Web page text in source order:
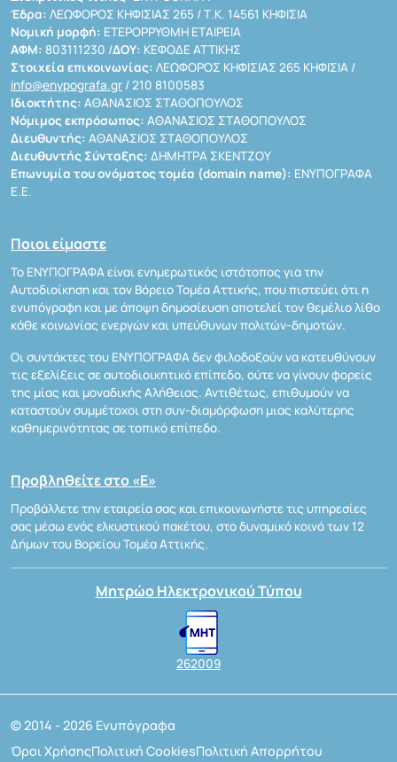
Έδρα: ΛΕΩΦΟΡΟΣ ΚΗΦΙΣΙΑΣ 265 / Τ.Κ. 14561 ΚΗΦΙΣΙΑ
Νομική μορφή: ΕΤΕΡΟΡΡΥΘΜΗ ΕΤΑΙΡΕΙΑ
ΑΦΜ: 803111230 /ΔΟΥ: ΚΕΦΟΔΕ ΑΤΤΙΚΗΣ
Στοιχεία επικοινωνίας: ΛΕΩΦΟΡΟΣ ΚΗΦΙΣΙΑΣ 265 ΚΗΦΙΣΙΑ /
info@enypografa.gr / 210 8100583
Ιδιοκτήτης: ΑΘΑΝΑΣΙΟΣ ΣΤΑΘΟΠΟΥΛΟΣ
Νόμιμος εκπρόσωπος: ΑΘΑΝΑΣΙΟΣ ΣΤΑΘΟΠΟΥΛΟΣ
Διευθυντής: ΑΘΑΝΑΣΙΟΣ ΣΤΑΘΟΠΟΥΛΟΣ
Διευθυντής Σύνταξης: ΔΗΜΗΤΡΑ ΣΚΕΝΤΖΟΥ
Επωνυμία του ονόματος τομέα (domain name): ΕΝΥΠΟΓΡΑΦΑ
Ε.Ε.
Ποιοι είμαστε
Το ΕΝΥΠΟΓΡΑΦΑ είναι ενημερωτικός ιστότοπος για την
Αυτοδιοίκηση και τον Βόρειο Τομέα Αττικής, που πιστεύει ότι η
ενυπόγραφη και με άποψη δημοσίευση αποτελεί τον θεμέλιο λίθο
κάθε κοινωνίας ενεργών και υπεύθυνων πολιτών-δημοτών.
Οι συντάκτες του ΕΝΥΠΟΓΡΑΦΑ δεν φιλοδοξούν να κατευθύνουν
τις εξελίξεις σε αυτοδιοικητικό επίπεδο, ούτε να γίνουν φορείς
της μίας και μοναδικής Αλήθειας. Αντιθέτως, επιθυμούν να
καταστούν συμμέτοχοι στη συν-διαμόρφωση μιας καλύτερης
καθημερινότητας σε τοπικό επίπεδο.
Προβληθείτε στο «Ε»
Προβάλλετε την εταιρεία σας και επικοινωνήστε τις υπηρεσίες
σας μέσω ενός ελκυστικού πακέτου, στο δυναμικό κοινό των 12
Δήμων του Βορείου Τομέα Αττικής.
Μητρώο Ηλεκτρονικού Τύπου
262009
© 2014 - 2026 Ενυπόγραφα
Όροι ΧρήσηςΠολιτική CookiesΠολιτική Απορρήτου